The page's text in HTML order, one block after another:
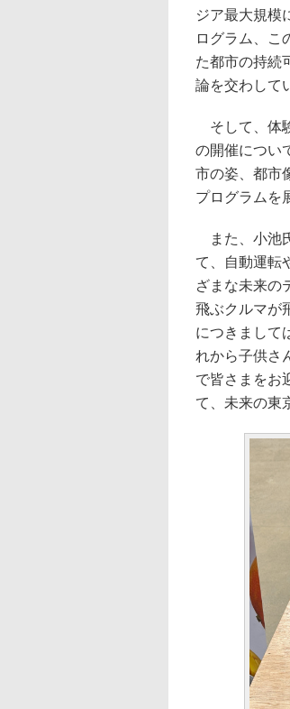
ジア最大規模
ログラム、こ
た都市の持続
論を交わして
そして、体
の開催につい
市の姿、都市
プログラムを
また、小池
て、自動運転
ざまな未来の
飛ぶクルマが
につきまして
れから子供さ
で皆さまをお
て、未来の東